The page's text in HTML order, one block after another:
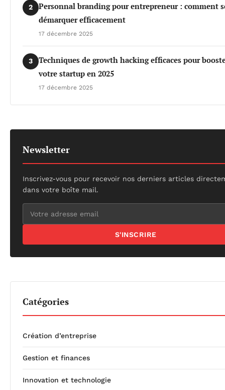
2
Personnal branding pour entrepreneur : comment
démarquer efficacement
17 décembre 2025
3
Techniques de growth hacking efficaces pour
votre startup en 2025
17 décembre 2025
Newsletter
Inscrivez-vous pour recevoir nos derniers articles
dans votre boîte mail.
S'INSCRIRE
Catégories
Création d’entreprise
Gestion et finances
Innovation et technologie